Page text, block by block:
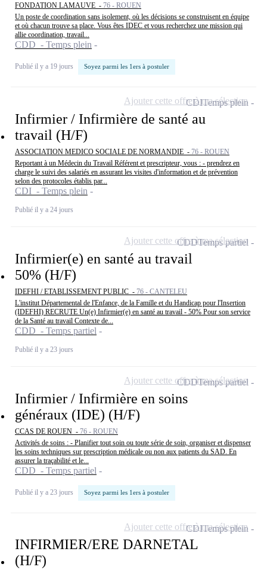
FONDATION LAMAUVE - 76 - ROUEN
Un poste de coordination sans isolement, où les décisions se construisent en équipe
et où chacun trouve sa place. Vous êtes IDEC et vous recherchez une mission qui
allie coordination, travail...
CDD - Temps plein
Publié il y a 19 jours Soyez parmi les 1ers à postuler
Infirmier / Infirmière de santé au
travail (H/F)
ASSOCIATION MEDICO SOCIALE DE NORMANDIE - 76 - ROUEN
Reportant à un Médecin du Travail Référent et prescripteur, vous : - prendrez en
charge le suivi des salariés en assurant les visites d'information et de prévention
selon des protocoles établis par...
CDI - Temps plein
Publié il y a 24 jours
CDITemps plein
Ajouter cette offre à ma sélection
Infirmier(e) en santé au travail
50% (H/F)
IDEFHI / ETABLISSEMENT PUBLIC - 76 - CANTELEU
L'institut Départemental de l'Enfance, de la Famille et du Handicap pour l'Insertion
(IDEFHI) RECRUTE Un(e) Infirmier(e) en santé au travail - 50% Pour son service
de la Santé au travail Contexte de...
CDD - Temps partiel
Publié il y a 23 jours
CDDTemps partiel
Ajouter cette offre à ma sélection
Infirmier / Infirmière en soins
généraux (IDE) (H/F)
CCAS DE ROUEN - 76 - ROUEN
Activités de soins : - Planifier tout soin ou toute série de soin, organiser et dispenser
les soins techniques sur prescription médicale ou non aux patients du SAD. En
assurer la traçabilité et le...
CDD - Temps partiel
Publié il y a 23 jours Soyez parmi les 1ers à postuler
CDDTemps partiel
Ajouter cette offre à ma sélection
INFIRMIER/ERE DARNETAL
(H/F)
CDITemps plein
Ajouter cette offre à ma sélection